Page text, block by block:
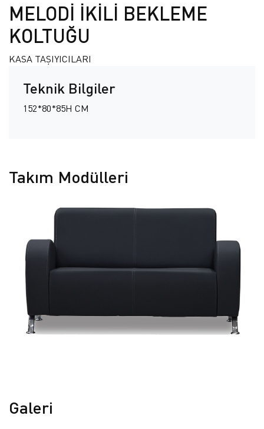
MELODİ İKİLİ BEKLEME
KOLTUĞU
KASA TAŞIYICILARI
Teknik Bilgiler
152*80*85H CM
Takım Modülleri
Galeri